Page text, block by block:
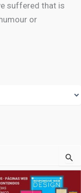
suffered that is
or